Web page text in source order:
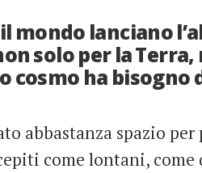
mondo lanciano
solo per la Terra,
cosmo ha
abbastanza spazio
come lontani,